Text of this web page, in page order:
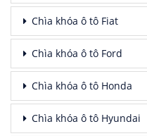
Chìa khóa ô tô Fiat
Chìa khóa ô tô Ford
Chìa khóa ô tô Honda
Chìa khóa ô tô Hyundai